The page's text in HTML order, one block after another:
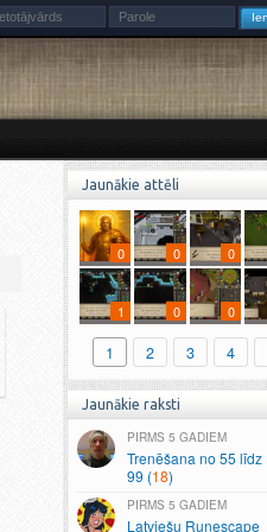
Jaunākie attēli
0 0 0
1 0 0
1 2 3 4
Jaunākie raksti
5 GADIEM
Trenēšana no 55 līdz
99 (18)
5 GADIEM
Latviešu Runescape
46 16